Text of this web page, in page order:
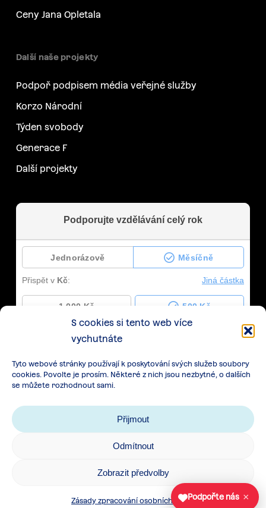
S cookies si tento web více
vychutnáte
Tyto webové stránky používají k poskytování svých služeb soubory
cookies. Povolte je prosím. Některé z nich jsou nezbytné, o dalších
se můžete rozhodnout sami.
Přijmout
Odmítnout
Zobrazit předvolby
Zásady zpracování osobních údajů
Ceny Jana Opletala
Další naše projekty
Podpoř podpisem média veřejné služby
Korzo Národní
Týden svobody
Generace F
Další projekty
Zásady zpracování osobních údajů
Všeobecné podmínky spolupráce
Podpořte nás ×